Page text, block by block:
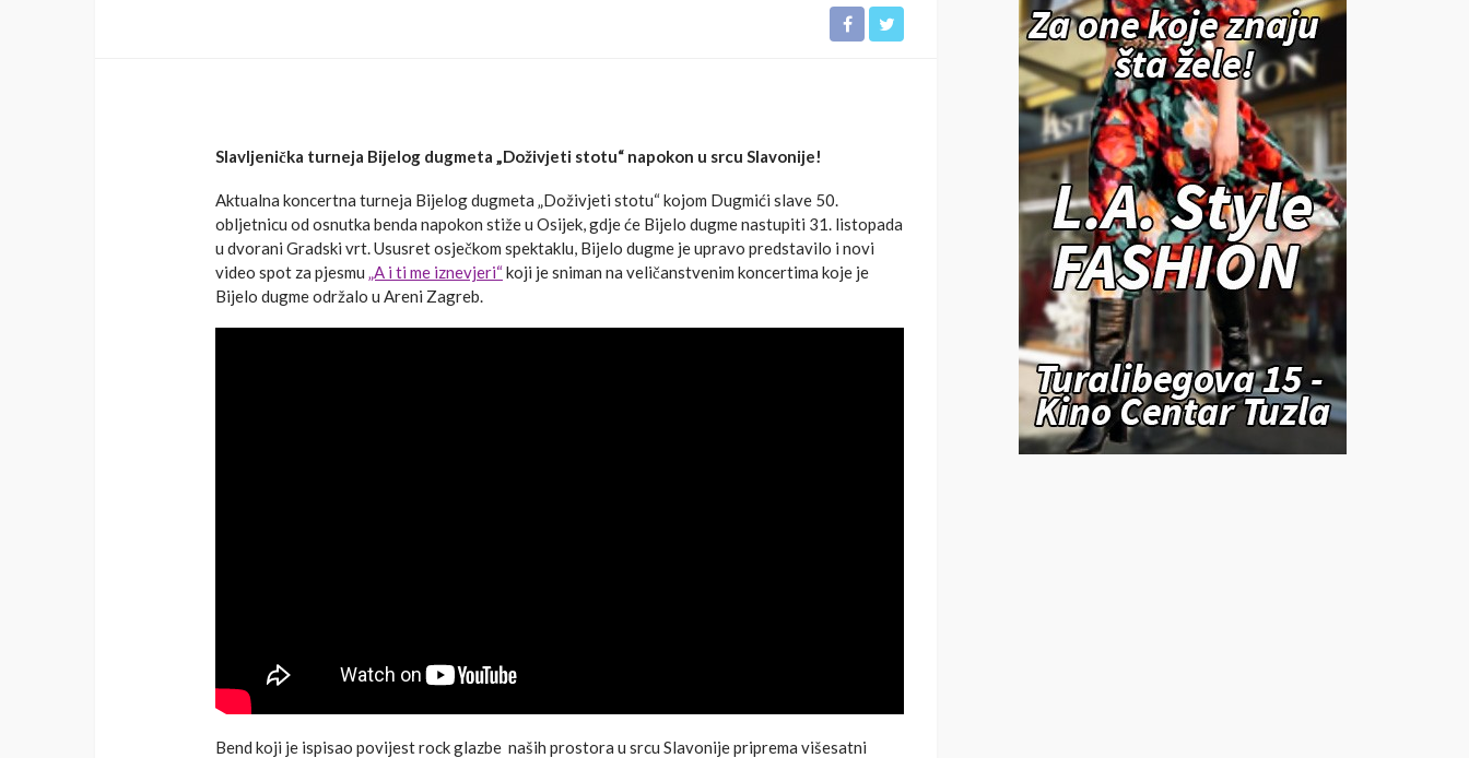
Slavljenička turneja Bijelog dugmeta „Doživjeti stotu“ napokon u srcu Slavonije!
Aktualna koncertna turneja Bijelog dugmeta „Doživjeti stotu“ kojom Dugmići slave 50.
obljetnicu od osnutka benda napokon stiže u Osijek, gdje će Bijelo dugme nastupiti 31. listopada
u dvorani Gradski vrt. Ususret osječkom spektaklu, Bijelo dugme je upravo predstavilo i novi
video spot za pjesmu „A i ti me iznevjeri“koji je sniman na veličanstvenim koncertima koje je
Bijelo dugme održalo u Areni Zagreb.
Bend koji je ispisao povijest rockglazbe naših prostora u srcu Slavonije priprema višesatni